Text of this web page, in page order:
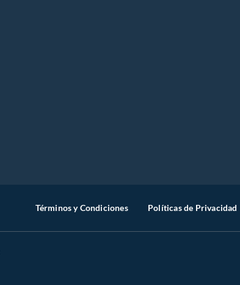
Términos y Condiciones Políticas de Privacidad